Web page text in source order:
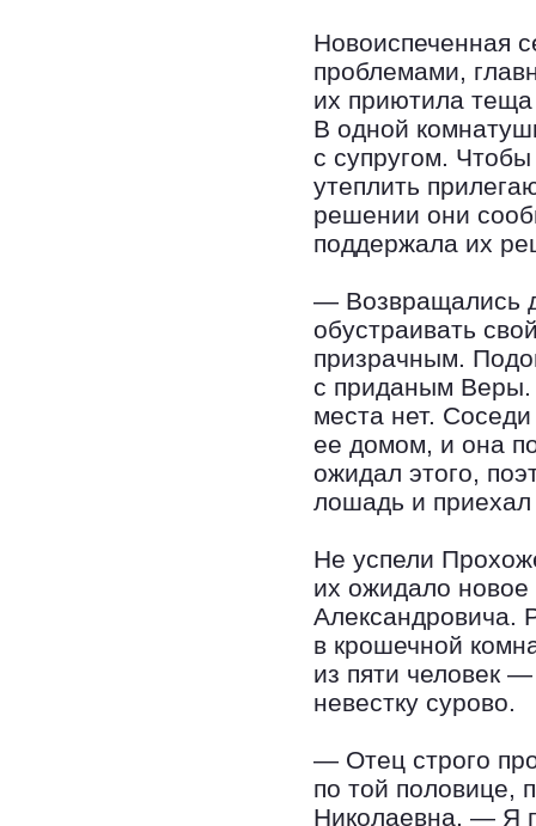
Новоиспеченная
проблемами,
их приютила
В одной
с супругом.
утеплить
решении они
поддержала их
— Возвращались
обустраивать
призрачным.
с приданым Веры.
места нет.
ее домом, и она
ожидал этого,
лошадь и
Не успели
их ожидало
Александровича.
в крошечной
из пяти человек
невестку сурово.
— Отец строго
по той половице,
Николаевна. — Я